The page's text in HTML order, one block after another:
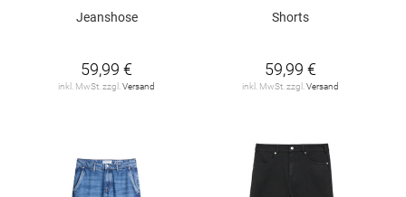
Jeanshose
59,99 €
inkl. MwSt. zzgl. Versand
Shorts
59,99 €
inkl. MwSt. zzgl. Versand